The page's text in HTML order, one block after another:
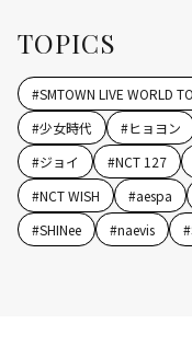
TOPICS
#SMTOWN LIVE WORLD
#少女時代 #ヒョヨン
#ジョイ #NCT 127
#NCT WISH #aespa
#SHINee #naevis #